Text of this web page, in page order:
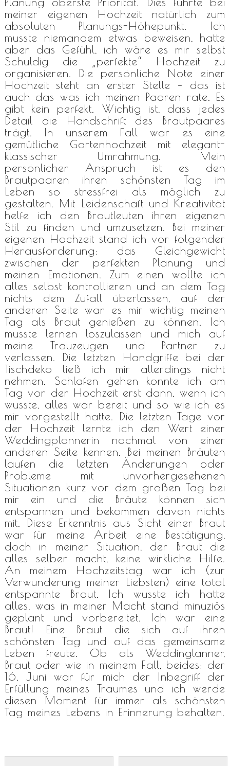
meiner eigenen Hochzeit natürlich zum
absoluten Planungs-Höhepunkt. Ich
musste niemandem etwas beweisen, hatte
aber das Gefühl, ich wäre es mir selbst
Schuldig die „perfekte“ Hochzeit zu
organisieren. Die persönliche Note einer
Hochzeit steht an erster Stelle – das ist
auch das was ich meinen Paaren rate. Es
gibt kein perfekt. Wichtig ist, dass jedes
Detail die Handschrift des Brautpaares
trägt. In unserem Fall war es eine
gemütliche Gartenhochzeit mit elegant-
klassischer Umrahmung. Mein
persönlicher Anspruch ist es den
Brautpaaren ihren schönsten Tag im
Leben so stressfrei als möglich zu
gestalten. Mit Leidenschaft und Kreativität
helfe ich den Brautleuten ihren eigenen
Stil zu finden und umzusetzen. Bei meiner
eigenen Hochzeit stand ich vor folgender
Herausforderung: das Gleichgewicht
zwischen der perfekten Planung und
meinen Emotionen. Zum einen wollte ich
alles selbst kontrollieren und an dem Tag
nichts dem Zufall überlassen, auf der
anderen Seite war es mir wichtig meinen
Tag als Braut genießen zu können. Ich
musste lernen loszulassen und mich auf
meine Trauzeugen und Partner zu
verlassen. Die letzten Handgriffe bei der
Tischdeko ließ ich mir allerdings nicht
nehmen. Schlafen gehen konnte ich am
Tag vor der Hochzeit erst dann, wenn ich
wusste, alles war bereit und so wie ich es
mir vorgestellt hatte. Die letzten Tage vor
der Hochzeit lernte ich den Wert einer
Weddingplannerin nochmal von einer
anderen Seite kennen. Bei meinen Bräuten
laufen die letzten Änderungen oder
Probleme mit unvorhergesehenen
Situationen kurz vor dem großen Tag bei
mir ein und die Bräute können sich
entspannen und bekommen davon nichts
mit. Diese Erkenntnis aus Sicht einer Braut
war für meine Arbeit eine Bestätigung,
doch in meiner Situation, der Braut die
alles selber macht, keine wirkliche Hilfe.
An meinem Hochzeitstag war ich (zur
Verwunderung meiner Liebsten) eine total
entspannte Braut. Ich wusste ich hatte
alles, was in meiner Macht stand minuziös
geplant und vorbereitet. Ich war eine
Braut! Eine Braut die sich auf ihren
schönsten Tag und auf das gemeinsame
Leben freute. Ob als Weddinglanner,
Braut oder wie in meinem Fall, beides: der
16. Juni war für mich der Inbegriff der
Erfüllung meines Traumes und ich werde
diesen Moment für immer als schönsten
Tag meines Lebens in Erinnerung behalten.